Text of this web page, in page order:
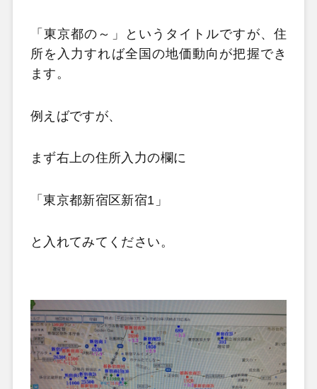
「東京都の～」というタイトルですが、住
所を入力すれば全国の地価動向が把握でき
ます。
例えばですが、
まず右上の住所入力の欄に
「東京都新宿区新宿1」
と入れてみてください。